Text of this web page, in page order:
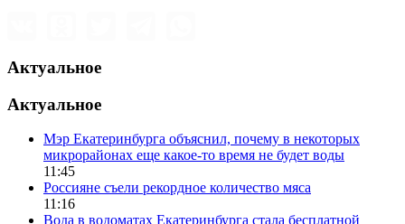
Актуальное
Актуальное
Мэр Екатеринбурга объяснил, почему в некоторых
микрорайонах еще какое-то время не будет воды
11:45
Россияне съели рекордное количество мяса
11:16
Вода в водоматах Екатеринбурга стала бесплатной